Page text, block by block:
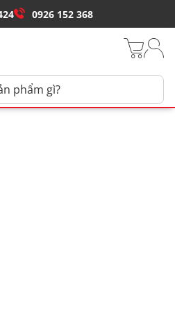
0926 152 368